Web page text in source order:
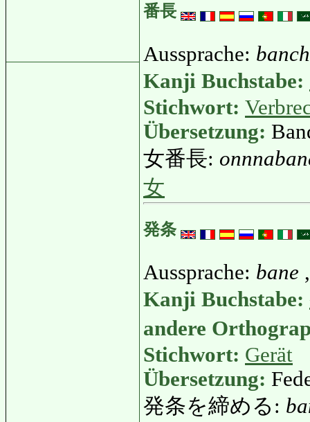
番長
Aussprache:
Kanji Buchstabe:
Stichwort:
Übersetzung:
女番長:
女
発条
Aussprache: bane
Kanji Buchstabe:
andere
Stichwort: Gerät
Übersetzung:
発条を締める: